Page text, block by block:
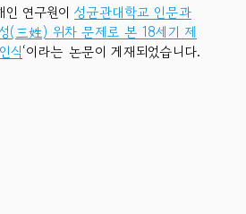
연구원이 성균관대학교 인문과
(三姓) 위차 문제로 본 18세기 제
식‘이라는 논문이 게재되었습니다.